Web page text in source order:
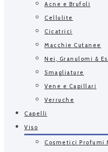
Acne e Brufoli
Cellulite
Cicatrici
Macchie Cutanee
Nei, Granulomi &
Smagliature
Vene e Capillari
Verruche
Capelli
Viso
Cosmetici Profumi